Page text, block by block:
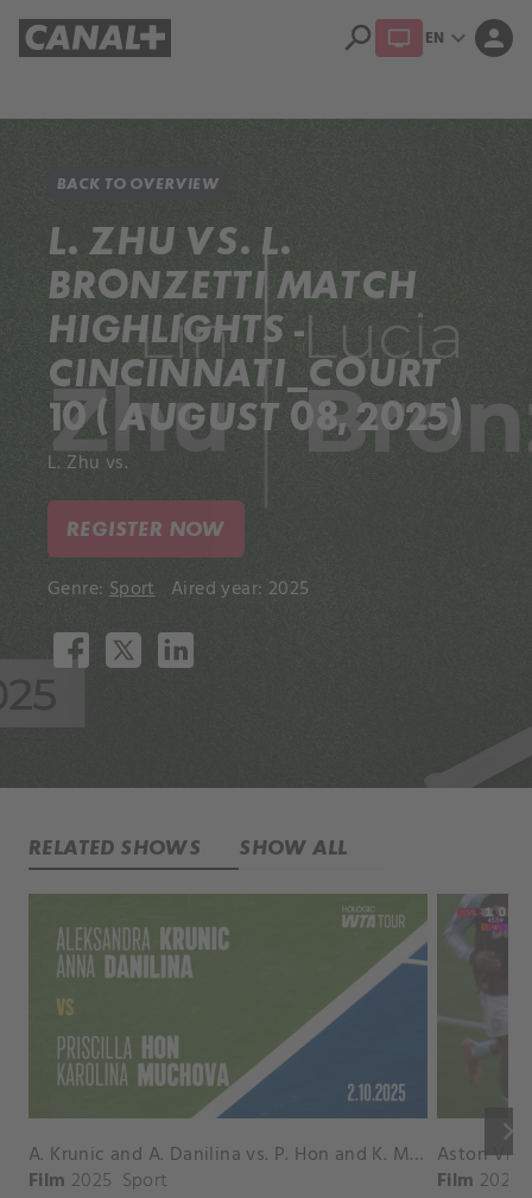
search EN expand_more person
BACK TO OVERVIEW
L. ZHU VS. L.
BRONZETTI MATCH
HIGHLIGHTS -
CINCINNATI_COURT
10 ( AUGUST 08, 2025)
L. Zhu vs.
REGISTER NOW
Genre: Sport Aired year: 2025
RELATED SHOWS SHOW ALL
keyboard_arrow_right
A. Krunic and A. Danilina vs. P. Hon and K. Muchova Match Highlights - BEIJING_Capital Group Diamond ( October 02, 2025)
Film 2025 Sport Film 2026